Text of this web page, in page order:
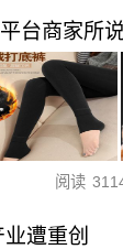
台商家所
阅读
遭重创